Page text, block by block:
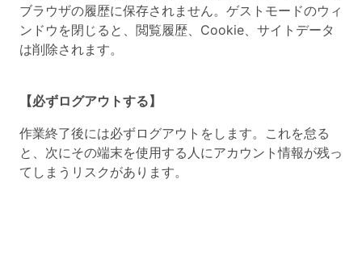
ブラウザの履歴に保存されません。ゲストモードのウィ
ンドウを閉じると、閲覧履歴、Cookie、サイトデータ
は削除されます。
【必ずログアウトする】
作業終了後には必ずログアウトをします。これを怠る
と、次にその端末を使用する人にアカウント情報が残っ
てしまうリスクがあります。